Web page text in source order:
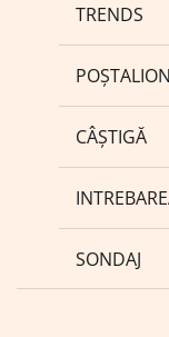
TRENDS
CÂȘTIGĂ
SONDAJ